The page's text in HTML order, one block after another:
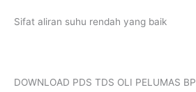
Sifat aliran suhu rendah yang baik
DOWNLOAD PDS TDS OLI PELUMAS BP